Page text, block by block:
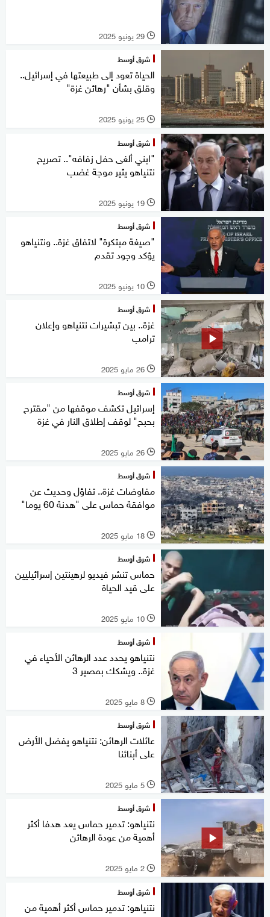
l 29 يونيو 2025
شرق أوسط
الحياة تعود إلى طبيعتها في إسرائيل..
وقلق بشأن "رهائن غزة"
l 25 يونيو 2025
شرق أوسط
"ابني ألغى حفل زفافه".. تصريح
نتنياهو يثير موجة غضب
l 19 يونيو 2025
شرق أوسط
"صيغة مبتكرة" لاتفاق غزة.. ونتنياهو
يؤكد وجود تقدم
l 10 يونيو 2025
شرق أوسط
غزة.. بين تبشيرات نتنياهو وإعلان
ترامب
l 26 مايو 2025
شرق أوسط
إسرائيل تكشف موقفها من "مقترح
بحبح" لوقف إطلاق النار في غزة
l 26 مايو 2025
شرق أوسط
مفاوضات غزة.. تفاؤل وحديث عن
موافقة حماس على "هدنة 60 يوما"
l 18 مايو 2025
شرق أوسط
حماس تنشر فيديو لرهينتين إسرائيليين
على قيد الحياة
l 10 مايو 2025
شرق أوسط
نتنياهو يحدد عدد الرهائن الأحياء في
غزة.. ويشكك بمصير 3
l 8 مايو 2025
شرق أوسط
عائلات الرهائن: نتنياهو يفضل الأرض
على أبنائنا
l 5 مايو 2025
شرق أوسط
نتنياهو: تدمير حماس يعد هدفا أكثر
أهمية من عودة الرهائن
l 2 مايو 2025
شرق أوسط
نتنياهو: تدمير حماس أكثر أهمية من